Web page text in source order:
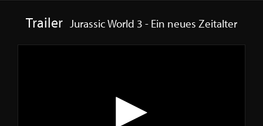
Trailer Jurassic World 3 - Ein neues Zeitalter